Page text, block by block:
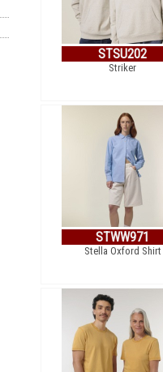
STSU202
Striker
STWW971
Stella Oxford Shirt